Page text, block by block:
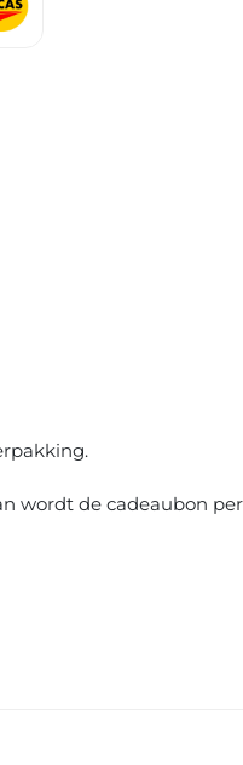
wordt de cadeaubon